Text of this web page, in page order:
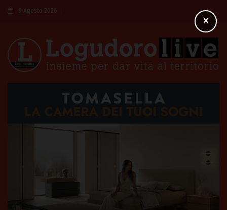
9 Agosto 2026
×